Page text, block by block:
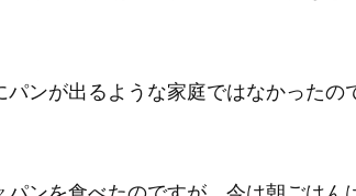
パンが出るような家庭ではなかったの